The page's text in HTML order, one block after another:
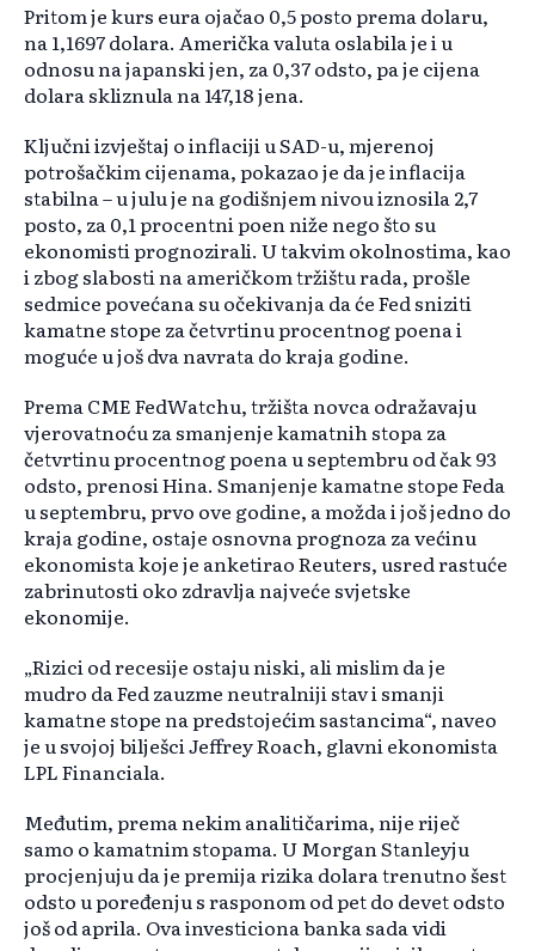
Pritom je kurs eura ojačao 0,5 posto prema dolaru,
na 1,1697 dolara. Američka valuta oslabila je i u
odnosu na japanski jen, za 0,37 odsto, pa je cijena
dolara skliznula na 147,18 jena.
Ključni izvještaj o inflaciji u SAD-u, mjerenoj
potrošačkim cijenama, pokazao je da je inflacija
stabilna – u julu je na godišnjem nivou iznosila 2,7
posto, za 0,1 procentni poen niže nego što su
ekonomisti prognozirali. U takvim okolnostima, kao
i zbog slabosti na američkom tržištu rada, prošle
sedmice povećana su očekivanja da će Fed sniziti
kamatne stope za četvrtinu procentnog poena i
moguće u još dva navrata do kraja godine.
Prema CME FedWatchu, tržišta novca odražavaju
vjerovatnoću za smanjenje kamatnih stopa za
četvrtinu procentnog poena u septembru od čak 93
odsto, prenosi Hina. Smanjenje kamatne stope Feda
u septembru, prvo ove godine, a možda i još jedno do
kraja godine, ostaje osnovna prognoza za većinu
ekonomista koje je anketirao Reuters, usred rastuće
zabrinutosti oko zdravlja najveće svjetske
ekonomije.
„Rizici od recesije ostaju niski, ali mislim da je
mudro da Fed zauzme neutralniji stav i smanji
kamatne stope na predstojećim sastancima“, naveo
je u svojoj bilješci Jeffrey Roach, glavni ekonomista
LPL Financiala.
Međutim, prema nekim analitičarima, nije riječ
samo o kamatnim stopama. U Morgan Stanleyju
procjenjuju da je premija rizika dolara trenutno šest
odsto u poređenju s rasponom od pet do devet odsto
još od aprila. Ova investiciona banka sada vidi